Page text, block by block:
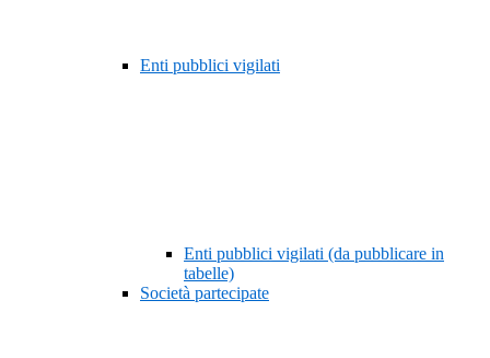
Enti pubblici vigilati
Enti pubblici vigilati (da pubblicare in
tabelle)
Società partecipate